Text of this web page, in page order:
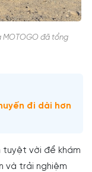
MOTOGO đã tổng
đi dài hơn
tuyệt vời để khám
và trải nghiệm